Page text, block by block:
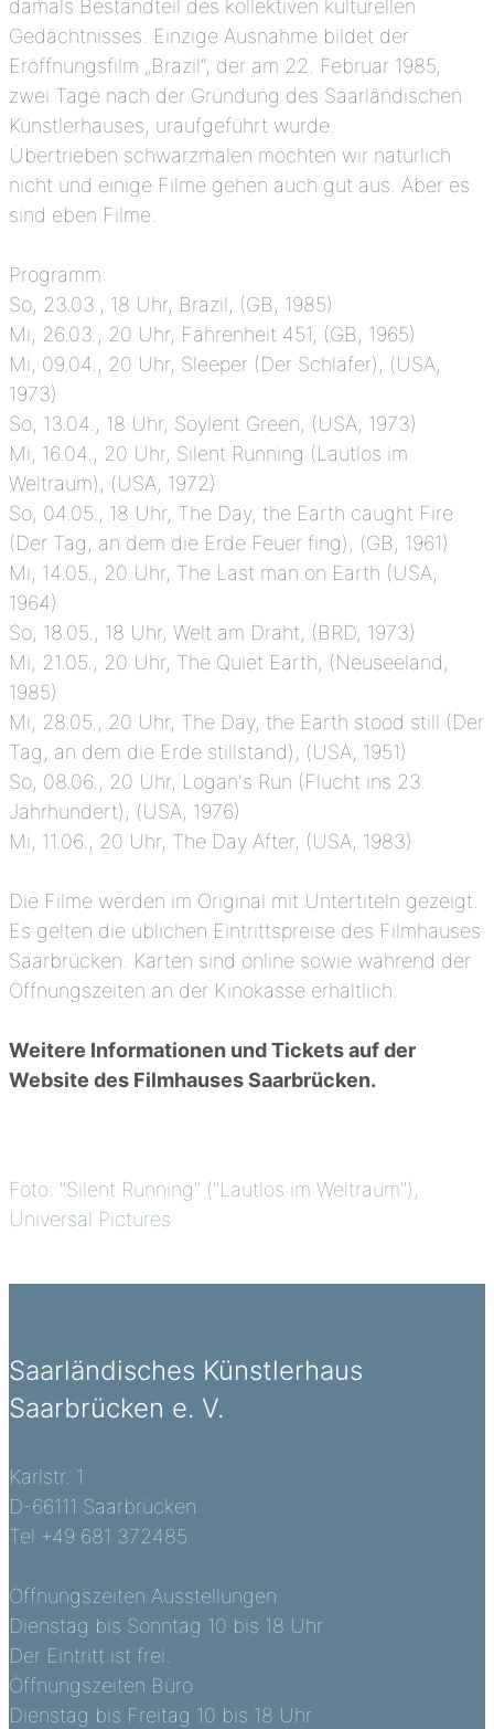
damals Bestandteil des kollektiven kulturellen
Gedächtnisses. Einzige Ausnahme bildet der
Eröffnungsfilm „Brazil“, der am 22. Februar 1985,
zwei Tage nach der Gründung des Saarländischen
Künstlerhauses, uraufgeführt wurde.
Übertrieben schwarzmalen möchten wir natürlich
nicht und einige Filme gehen auch gut aus. Aber es
sind eben Filme.
Programm:
So, 23.03., 18 Uhr, Brazil, (GB, 1985)
Mi, 26.03., 20 Uhr, Fahrenheit 451, (GB, 1965)
Mi, 09.04., 20 Uhr, Sleeper (Der Schläfer), (USA,
1973)
So, 13.04., 18 Uhr, Soylent Green, (USA, 1973)
Mi, 16.04., 20 Uhr, Silent Running (Lautlos im
Weltraum), (USA, 1972)
So, 04.05., 18 Uhr, The Day, the Earth caught Fire
(Der Tag, an dem die Erde Feuer fing), (GB, 1961)
Mi, 14.05., 20 Uhr, The Last man on Earth (USA,
1964)
So, 18.05., 18 Uhr, Welt am Draht, (BRD, 1973)
Mi, 21.05., 20 Uhr, The Quiet Earth, (Neuseeland,
1985)
Mi, 28.05., 20 Uhr, The Day, the Earth stood still (Der
Tag, an dem die Erde stillstand), (USA, 1951)
So, 08.06., 20 Uhr, Logan's Run (Flucht ins 23.
Jahrhundert), (USA, 1976)
Mi, 11.06., 20 Uhr, The Day After, (USA, 1983)
Die Filme werden im Original mit Untertiteln gezeigt.
Es gelten die üblichen Eintrittspreise des Filmhauses
Saarbrücken. Karten sind online sowie während der
Öffnungszeiten an der Kinokasse erhältlich.
Weitere Informationen und Tickets auf der
Website des Filmhauses Saarbrücken.
Foto: "Silent Running" ("Lautlos im Weltraum"),
Universal Pictures
Saarländisches Künstlerhaus
Saarbrücken e. V.
Karlstr. 1
D-66111 Saarbrücken
Tel +49 681 372485
Öffnungszeiten Ausstellungen
Dienstag bis Sonntag 10 bis 18 Uhr
Der Eintritt ist frei.
Öffnungszeiten Büro
Dienstag bis Freitag 10 bis 18 Uhr